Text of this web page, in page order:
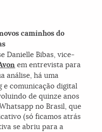
caminhos do
Danielle Bibas, vice-
em entrevista para
análise, há uma
e comunicação digital
de quinze anos
no Brasil, que
(só ficamos atrás
se abriu para a